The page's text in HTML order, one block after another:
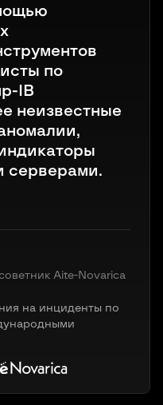
Services, где
услуг
на инциденты по
по
IB
неизвестные
серверами.
Aite-Novarica
на инциденты по
Services, где
услуг
на инциденты по
Aite-Novarica
на инциденты по